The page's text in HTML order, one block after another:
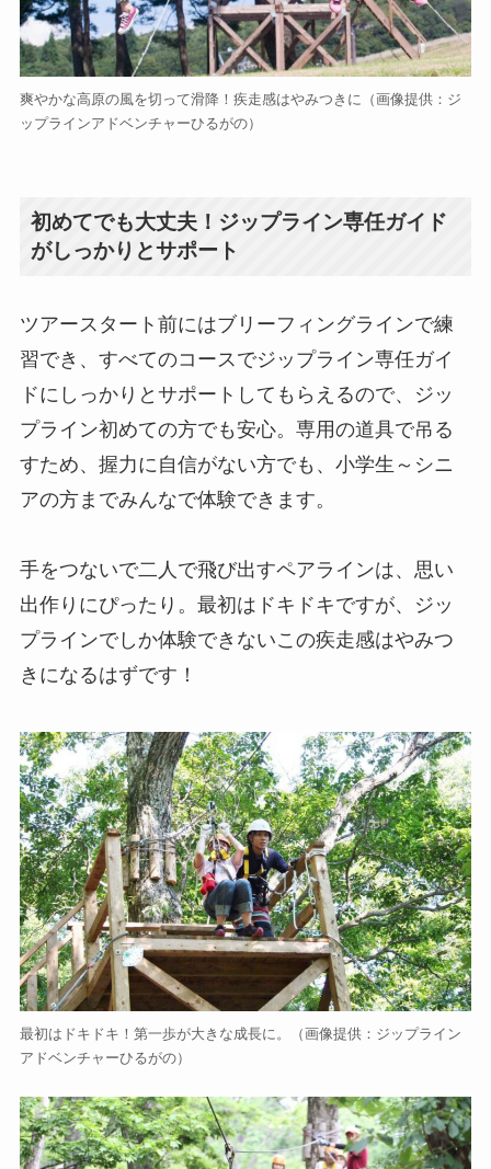
爽やかな高原の風を切って滑降！疾走感はやみつきに
（画像提供：ジ
ップラインアドベンチャーひるがの）
初めてでも大丈夫！ジップライン専任ガイド
がしっかりとサポート
ツアースタート前にはブリーフィングラインで練
習でき、すべてのコースでジップライン専任ガイ
ドにしっかりとサポートしてもらえるので、ジッ
プライン初めての方でも安心。専用の道具で吊る
すため、握力に自信がない方でも、小学生～シニ
アの方までみんなで体験できます。
手をつないで二人で飛び出すペアラインは、思い
出作りにぴったり。最初はドキドキですが、ジッ
プラインでしか体験できないこの疾走感はやみつ
きになるはずです！
最初はドキドキ！第一歩が大きな成長に。
（画像提供：ジップライン
アドベンチャーひるがの）